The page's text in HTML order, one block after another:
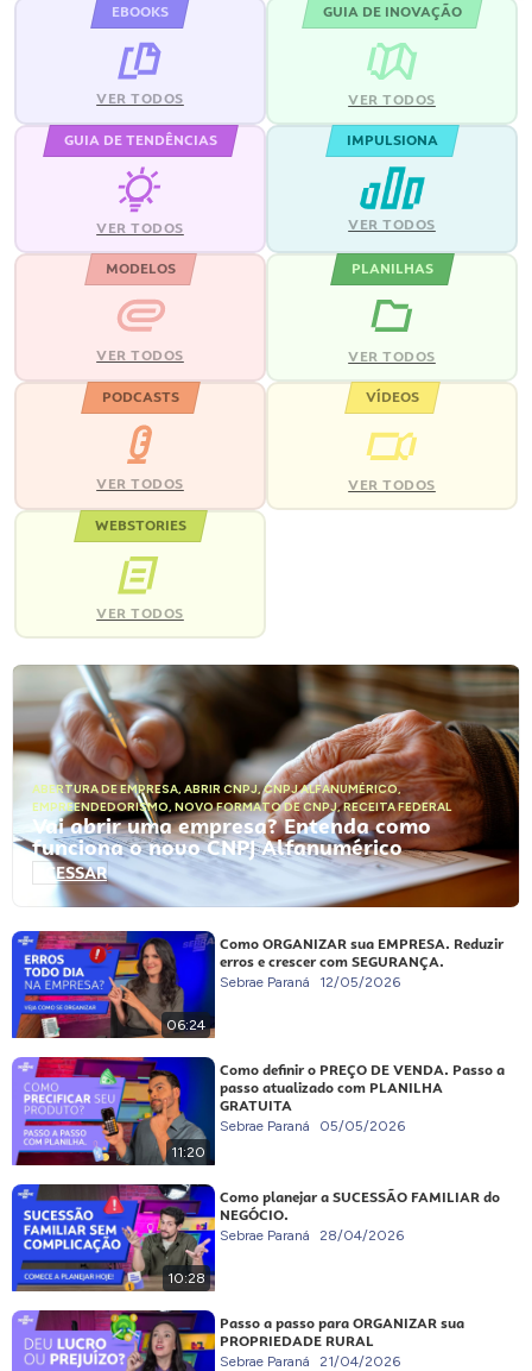
EBOOKS
VER TODOS
GUIA DE INOVAÇÃO
VER TODOS
GUIA DE TENDÊNCIAS
VER TODOS
IMPULSIONA
VER TODOS
MODELOS
VER TODOS
PLANILHAS
VER TODOS
PODCASTS
VER TODOS
VÍDEOS
VER TODOS
WEBSTORIES
VER TODOS
ABERTURA DE EMPRESA, ABRIR CNPJ,CNPJ ALFANUMÉRICO,
EMPREENDEDORISMO, NOVO FORMATO DE CNPJ,RECEITA FEDERAL
Vai abrir uma empresa? Entenda como
funciona o novo CNPJ Alfanumérico
ACESSAR
06:24
Como ORGANIZAR sua EMPRESA. Reduzir
erros e crescer com SEGURANÇA.
Sebrae Paraná 12/05/2026
11:20
Como definir o PREÇO DE VENDA. Passo a
passo atualizado com PLANILHA
GRATUITA
Sebrae Paraná 05/05/2026
10:28
Como planejar a SUCESSÃO FAMILIAR do
NEGÓCIO.
Sebrae Paraná 28/04/2026
Passo a passo para ORGANIZAR sua
PROPRIEDADE RURAL
Sebrae Paraná 21/04/2026